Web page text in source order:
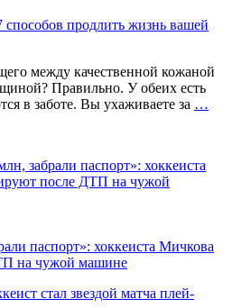
способов продлить жизнь вашей
между качественной кожаной
Правильно. У обеих есть
в заботе. Вы ухаживаете за …
паспорт»: хоккеиста Мичкова
на чужой машине